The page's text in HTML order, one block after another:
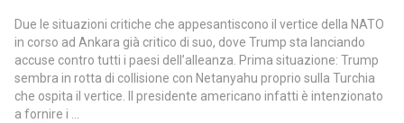
Due le situazioni critiche che appesantiscono il vertice della NATO
in corso ad Ankara già critico di suo, dove Trump sta lanciando
accuse contro tutti i paesi dell’alleanza. Prima situazione: Trump
sembra in rotta di collisione con Netanyahu proprio sulla Turchia
che ospita il vertice. Il presidente americano infatti è intenzionato
a fornire i ...